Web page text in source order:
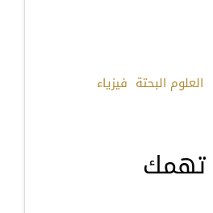
العلوم البحتة فيزياء
تهمك